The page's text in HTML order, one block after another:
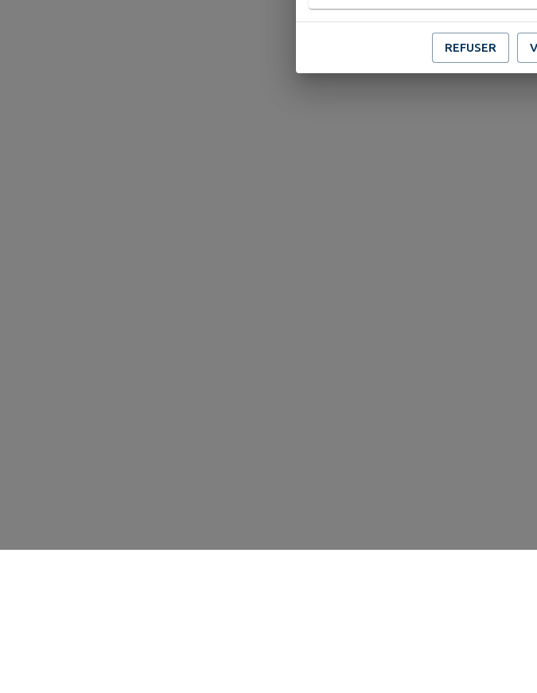
REFUSER